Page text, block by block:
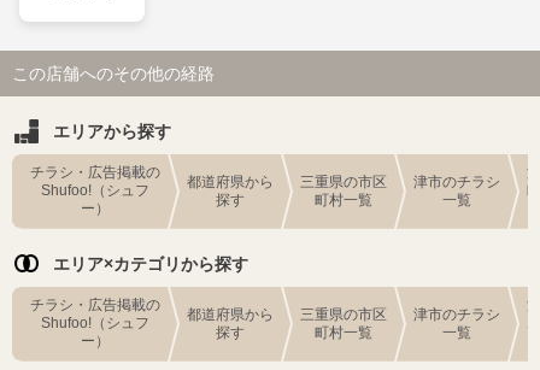
この店舗へのその他の経路
エリアから探す
チラシ・広告掲載の
Shufoo!（シュフ
ー）
都道府県から
探す
三重県の市区
町村一覧
津市のチラシ
一覧
エリア×カテゴリから探す
チラシ・広告掲載の
Shufoo!（シュフ
ー）
都道府県から
探す
三重県の市区
町村一覧
津市のチラシ
一覧